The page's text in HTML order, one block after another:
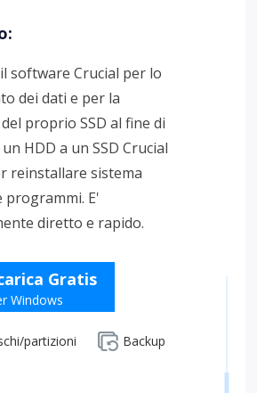
software Crucial per lo
dei dati e per la
proprio SSD al fine di
HDD a un SSD Crucial
reinstallare sistema
programmi. E'
diretto e rapido.
Gratis
Windows
partizioni
Backup